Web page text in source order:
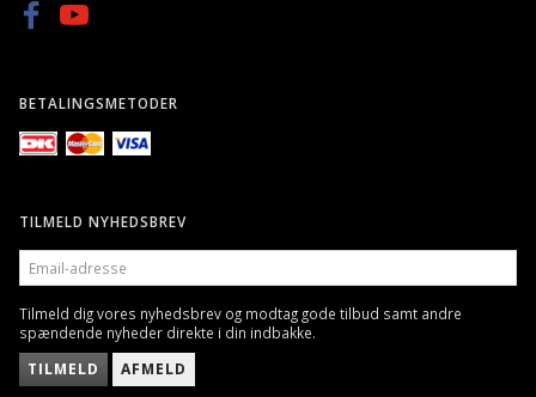
BETALINGSMETODER
TILMELD NYHEDSBREV
EMAIL-
ADRESSE
Tilmeld dig vores nyhedsbrev og modtag gode tilbud samt andre
spændende nyheder direkte i din indbakke.
TILMELD AFMELD